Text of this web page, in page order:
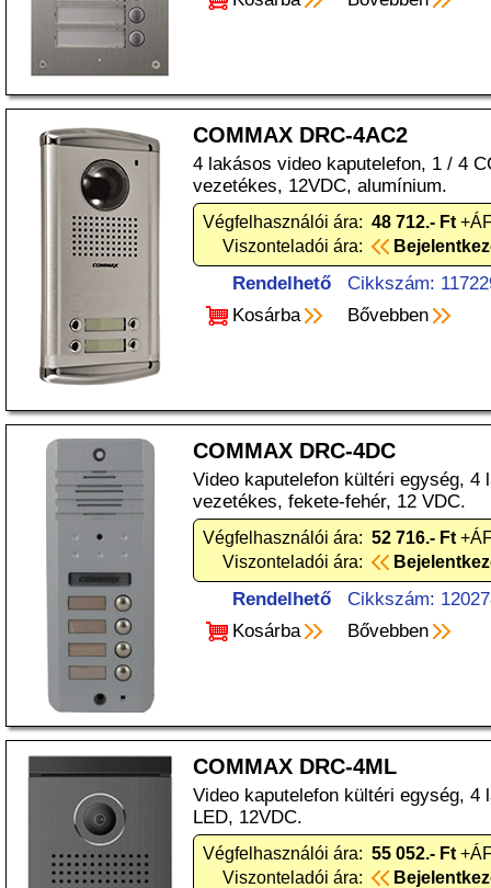
COMMAX DRC-4AC2
4 lakásos video kaputelefon, 1 / 4
vezetékes, 12VDC, alumínium.
Végfelhasználói ára: 48 712.- Ft
Viszonteladói ára:
Rendelhető
Cikkszám:
Kosárba
Bővebben
COMMAX DRC-4DC
Video kaputelefon kültéri egység, 4
vezetékes, fekete-fehér, 12 VDC.
Végfelhasználói ára: 52 716.- Ft
Viszonteladói ára:
Rendelhető
Cikkszám:
Kosárba
Bővebben
COMMAX DRC-4ML
Video kaputelefon kültéri egység, 4
LED, 12VDC.
Végfelhasználói ára: 55 052.- Ft
Viszonteladói ára: